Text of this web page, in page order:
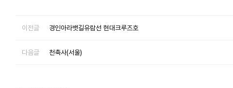
이전글 경인아라뱃길유람선 현대크루즈호
다음글 천축사(서울)